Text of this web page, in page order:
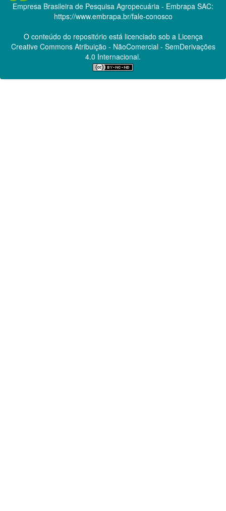
Empresa Brasileira de Pesquisa Agropecuária - Embrapa SAC:
https://www.embrapa.br/fale-conosco
O conteúdo do repositório está licenciado sob a Licença
Creative CommonsAtribuição - NãoComercial - SemDerivações
4.0 Internacional.